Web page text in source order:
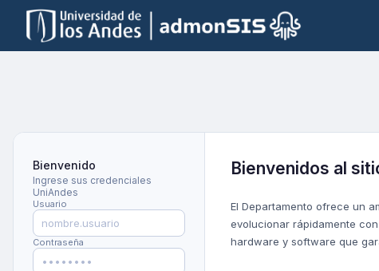
Bienvenido
Ingrese sus credenciales
UniAndes
Usuario
Contraseña
Bienvenidos al
El Departamento ofrece un
evolucionar rápidamente
hardware y software que